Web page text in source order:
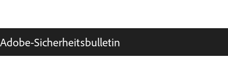
Adobe-Sicherheitsbulletin